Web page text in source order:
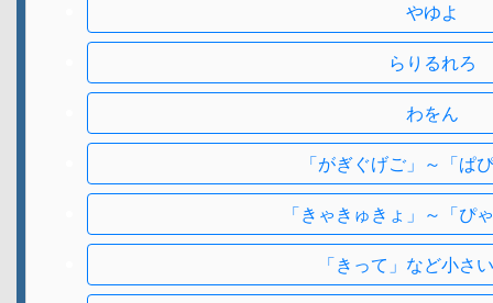
やゆよ
らりるれろ
わをん
「がぎぐげご」～「ぱ
「きゃきゅきょ」～「ぴ
「きって」など小さ